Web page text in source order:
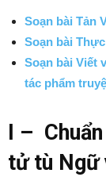
Soạn bài Tản
Soạn bài
Soạn bài Viết
tác phẩm
I –
tử tù Ngữ